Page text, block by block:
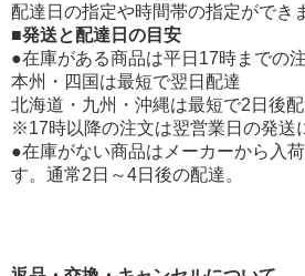
配達日の指定や時間帯の指定ができ
■発送と配達日の目安
●在庫がある商品は平日17時までの
本州・四国は最短で翌日配達
北海道・九州・沖縄は最短で2日後
※17時以降の注文は翌営業日の発送
●在庫がない商品はメーカーから入
す。通常2日～4日後の配達。